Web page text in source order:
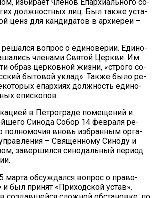
из­би­ра­ет чле­нов Епар­хи­аль­но­го со­
долж­ност­ных лиц. Был так­же уста­
ценз для кан­ди­да­тов в ар­хи­ереи –
во­прос о еди­но­ве­рии. Еди­но­
чле­на­ми Свя­той Церк­ви. Им
об­раз цер­ков­ной жиз­ни, «стро­го со­
бы­то­вой уклад». Так­же бы­ло ре­
епар­хи­ях долж­ность еди­но­
епи­ско­пов.
в Пет­ро­гра­де по­ме­ще­ний и
Си­но­да Со­бор 14 фев­ра­ля ре­
пол­но­мо­чия вновь из­бран­ным ор­га­
– Свя­щен­но­му Си­но­ду и
за­вер­шил­ся си­но­даль­ный пе­ри­од
мар­та об­суж­дал­ся во­прос о пра­во­
был при­нят «При­ход­ской устав».